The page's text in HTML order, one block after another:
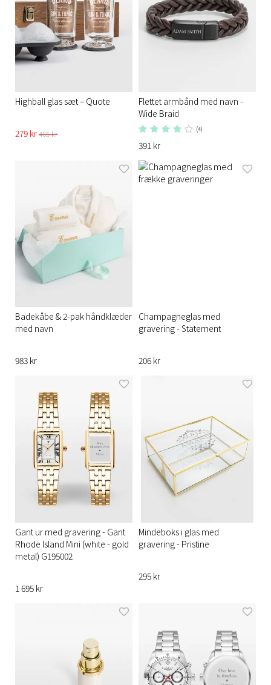
Highball glas sæt – Quote
279 kr465 kr
Flettet armbånd med navn -
Wide Braid
(4)
391 kr
Badekåbe & 2-pak håndklæder
med navn
983 kr
Champagneglas med
gravering - Statement
206 kr
Gant ur med gravering - Gant
Rhode Island Mini (white - gold
metal) G195002
1 695 kr
Mindeboks i glas med
gravering - Pristine
295 kr